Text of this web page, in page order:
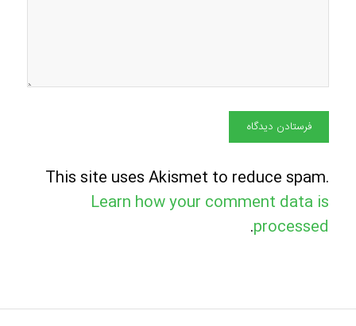
This site uses Akismet to reduce spam.
Learn how your comment data is
processed
.